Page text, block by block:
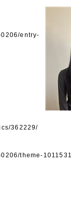
entry-
362229/
theme-